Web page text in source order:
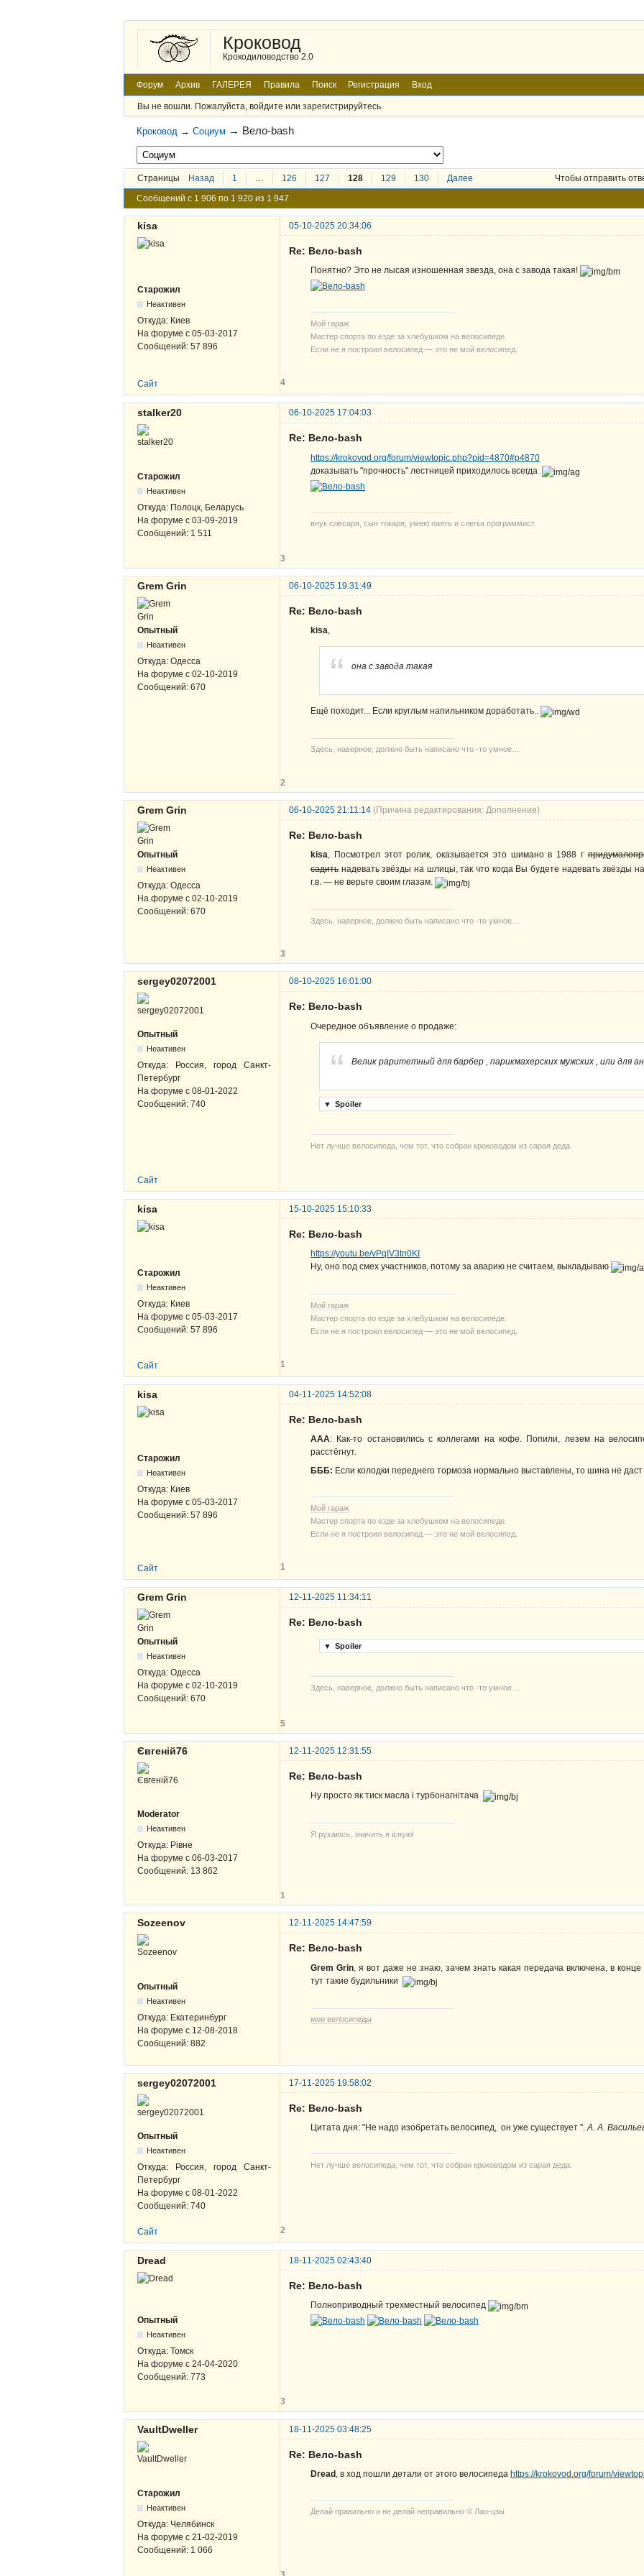
Кроковод
Крокодиловодство 2.0
Форум Архив ГАЛЕРЕЯ Правила Поиск Регистрация Вход
Вы не вошли. Пожалуйста, войдите или зарегистрируйтесь.
Кроковод →Социум → Вело-bash
Страницы Назад 1 … 126 127 128 129 130 Далее Чтобы отправить
Сообщений с 1 906 по 1 920 из 1 947
kisa 05-10-2025 20:34:06
Старожил
Неактивен
Откуда: Киев
На форуме с 05-03-2017
Сообщений: 57 896
Re: Вело-bash
Понятно? Это не лысая изношенная звезда, она с завода такая!
Мой гараж
Мастер спорта по езде за хлебушком на велосипеде.
Если не я построил велосипед — это не мой велосипед.
Сайт 4
stalker20 06-10-2025 17:04:03
Старожил
Неактивен
Откуда: Полоцк, Беларусь
На форуме с 03-09-2019
Сообщений: 1 511
Re: Вело-bash
https://krokovod.org/forum/viewtopic.php?pid=4870#p4870
доказывать "прочность" лестницей приходилось всегда
внук слесаря, сын токаря, умею паять и слегка программист.
3
Grem Grin 06-10-2025 19:31:49
Опытный
Неактивен
Откуда: Одесса
На форуме с 02-10-2019
Сообщений: 670
Re: Вело-bash
kisa,
она с завода такая
Ещё походит... Если круглым напильником доработать..
Здесь, наверное, должно быть написано что -то умное....
2
Grem Grin 06-10-2025 21:11:14 (Причина редактирования: Дополнение)
Опытный
Неактивен
Откуда: Одесса
На форуме с 02-10-2019
Сообщений: 670
Re: Вело-bash
kisa, Посмотрел этот ролик, оказывается это шимано в 1988 гпридумало
садить надевать звёзды на шлицы, так что когда Вы будете надевать звёзды
г.в. — не верьте своим глазам.
Здесь, наверное, должно быть написано что -то умное....
3
sergey02072001 08-10-2025 16:01:00
Опытный
Неактивен
Откуда:
Россия, город Санкт-
Петербург
На форуме с 08-01-2022
Сообщений: 740
Re: Вело-bash
Очередное объявление о продаже:
Велик раритетный для барбер , парикмахерских мужских , или для
▼ Spoiler
Нет лучше велосипеда, чем тот, что собран кроководом из сарая деда.
Сайт
kisa 15-10-2025 15:10:33
Старожил
Неактивен
Откуда: Киев
На форуме с 05-03-2017
Сообщений: 57 896
Re: Вело-bash
https://youtu.be/vPqIV3tn0KI
Ну, оно под смех участников, потому за аварию не считаем, выкладываю
Мой гараж
Мастер спорта по езде за хлебушком на велосипеде.
Если не я построил велосипед — это не мой велосипед.
Сайт 1
kisa 04-11-2025 14:52:08
Старожил
Неактивен
Откуда: Киев
На форуме с 05-03-2017
Сообщений: 57 896
Re: Вело-bash
ААА: Как-то остановились с коллегами на кофе. Попили, лезем на
расстёгнут.
БББ: Если колодки переднего тормоза нормально выставлены, то шина не даст
Мой гараж
Мастер спорта по езде за хлебушком на велосипеде.
Если не я построил велосипед — это не мой велосипед.
Сайт 1
Grem Grin 12-11-2025 11:34:11
Опытный
Неактивен
Откуда: Одесса
На форуме с 02-10-2019
Сообщений: 670
Re: Вело-bash
▼ Spoiler
Здесь, наверное, должно быть написано что -то умное....
5
Євгеній76 12-11-2025 12:31:55
Moderator
Неактивен
Откуда: Рівне
На форуме с 06-03-2017
Сообщений: 13 862
Re: Вело-bash
Ну просто як тиск масла і турбонагнітача
Я рухаюсь, значить я існую!
1
Sozeenov 12-11-2025 14:47:59
Опытный
Неактивен
Откуда: Екатеринбург
На форуме с 12-08-2018
Сообщений: 882
Re: Вело-bash
Grem Grin , я вот даже не знаю, зачем знать какая передача включена, в
тут такие будильники
мои велосипеды
sergey02072001 17-11-2025 19:58:02
Опытный
Неактивен
Откуда:
Россия, город Санкт-
Петербург
На форуме с 08-01-2022
Сообщений: 740
Re: Вело-bash
Цитата дня: "Не надо изобретать велосипед, он уже существует ".А. А.
Нет лучше велосипеда, чем тот, что собран кроководом из сарая деда.
Сайт 2
Dread 18-11-2025 02:43:40
Опытный
Неактивен
Откуда: Томск
На форуме с 24-04-2020
Сообщений: 773
Re: Вело-bash
Полноприводный трехместный велосипед
3
VaultDweller 18-11-2025 03:48:25
Старожил
Неактивен
Откуда: Челябинск
На форуме с 21-02-2019
Сообщений: 1 066
Re: Вело-bash
Dread , в ход пошли детали от этого велосипеда https://krokovod.org/forum/
Делай правильно и не делай неправильно © Лао-цзы